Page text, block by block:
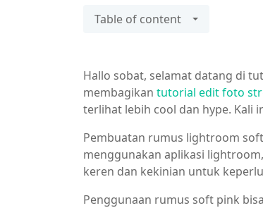
Table of content
Hallo sobat, selamat datang di
membagikan tutorial edit foto
terlihat lebih cool dan hype. Kali
Pembuatan rumus lightroom
menggunakan aplikasi
keren dan kekinian untuk
Penggunaan rumus soft pink